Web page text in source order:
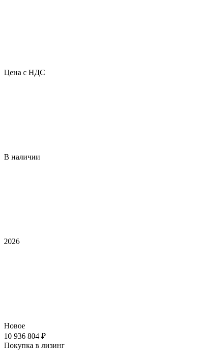
Цена с НДС
В наличии
2026
Новое
10 936 804 ₽
Покупка в лизинг